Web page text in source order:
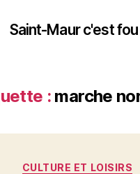
Saint-Maur c'est fou
: marche
Catégories
CULTURE ET LOISIRS